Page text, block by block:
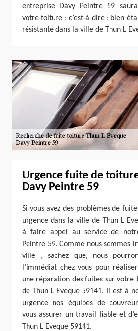
entreprise Davy Peintre 59
votre toiture ; c’est-à-dire : bien
résistante dans la ville de Thun L
Urgence fuite de
Davy Peintre 59
Si vous avez des problèmes de
urgence dans la ville de Thun L
à faire appel au service de
Peintre 59. Comme nous sommes
ville ; sachez que, nous
l’immédiat chez vous pour
une réparation des fuites sur votre
de Thun L Eveque 59141. Il est à
urgence nos équipes de
vous assurer un travail fiable et
Thun L Eveque 59141.